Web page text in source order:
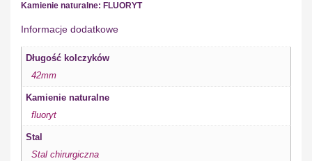
Kamienie naturalne: FLUORYT
Informacje dodatkowe
Długość kolczyków
42mm
Kamienie naturalne
fluoryt
Stal
Stal chirurgiczna